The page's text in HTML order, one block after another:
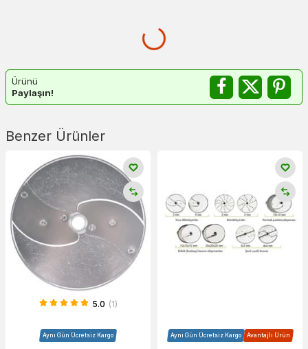
Ürünü
Paylaşın!
Benzer Ürünler
5.0 (1)
Aynı Gün Ücretsiz Kargo Aynı Gün Ücretsiz Kargo Avantajlı Ürün